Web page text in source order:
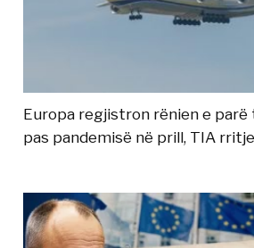
Europa regjistron rënien e
pas pandemisë në prill, TIA